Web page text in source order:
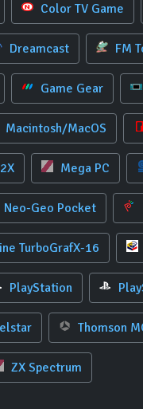
Color TV Game
Dreamcast FM
Game Gear
Macintosh/MacOS
Mega PC
Neo-Geo Pocket
TurboGrafX-16
PlayStation
Thomson
ZX Spectrum